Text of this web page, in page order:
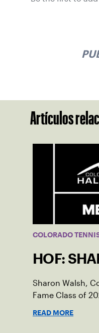
Artículos
COLORADO
HOF:
Sharon Walsh,
Fame Class of
READ MORE